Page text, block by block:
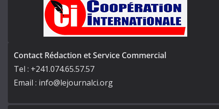
Contact Rédaction et Service Commercial
Tel : +241.074.65.57.57
Email : info@lejournalci.org